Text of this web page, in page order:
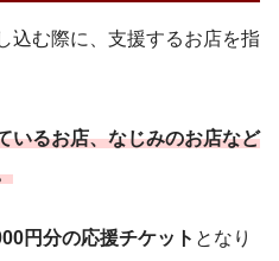
込む際に、支援するお店を指
いるお店、なじみのお店など
円分の応援チケット となり